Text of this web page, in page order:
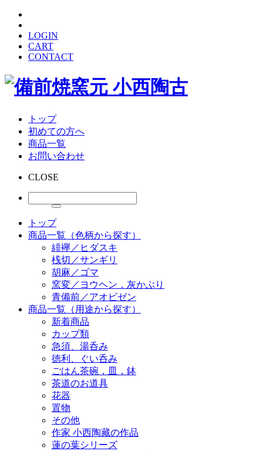
LOGIN
CART
CONTACT
トップ
初めての方へ
商品一覧
お問い合わせ
CLOSE
トップ
商品一覧（色柄から探す）
緋襷／ヒダスキ
桟切／サンギリ
胡麻／ゴマ
窯変／ヨウヘン，灰かぶり
青備前／アオビゼン
商品一覧（用途から探す）
新着商品
カップ類
急須、湯呑み
徳利、ぐい呑み
ごはん茶碗，皿，鉢
茶道のお道具
花器
置物
その他
作家 小西陶藏の作品
蓮の葉シリーズ